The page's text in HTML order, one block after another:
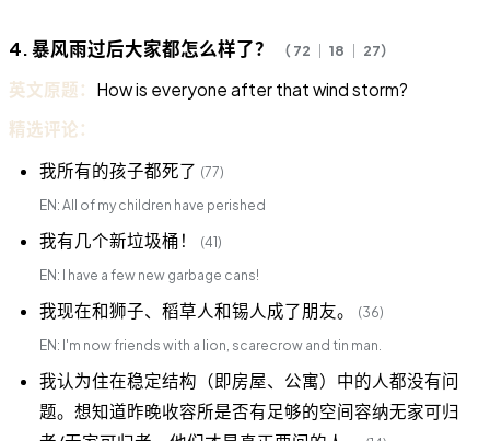
4. 暴风雨过后大家都怎么样了？ （ 72 ｜ 18 ｜ 27）
英文原题： How is everyone after that wind storm?
精选评论：
我所有的孩子都死了 (77)
EN: All of my children have perished
我有几个新垃圾桶！
(41)
EN: I have a few new garbage cans!
我现在和狮子、稻草人和锡人成了朋友。
(36)
EN: I'm now friends with a lion, scarecrow and tin man.
我认为住在稳定结构（即房屋、公寓）中的人都没有问
题。想知道昨晚收容所是否有足够的空间容纳无家可归